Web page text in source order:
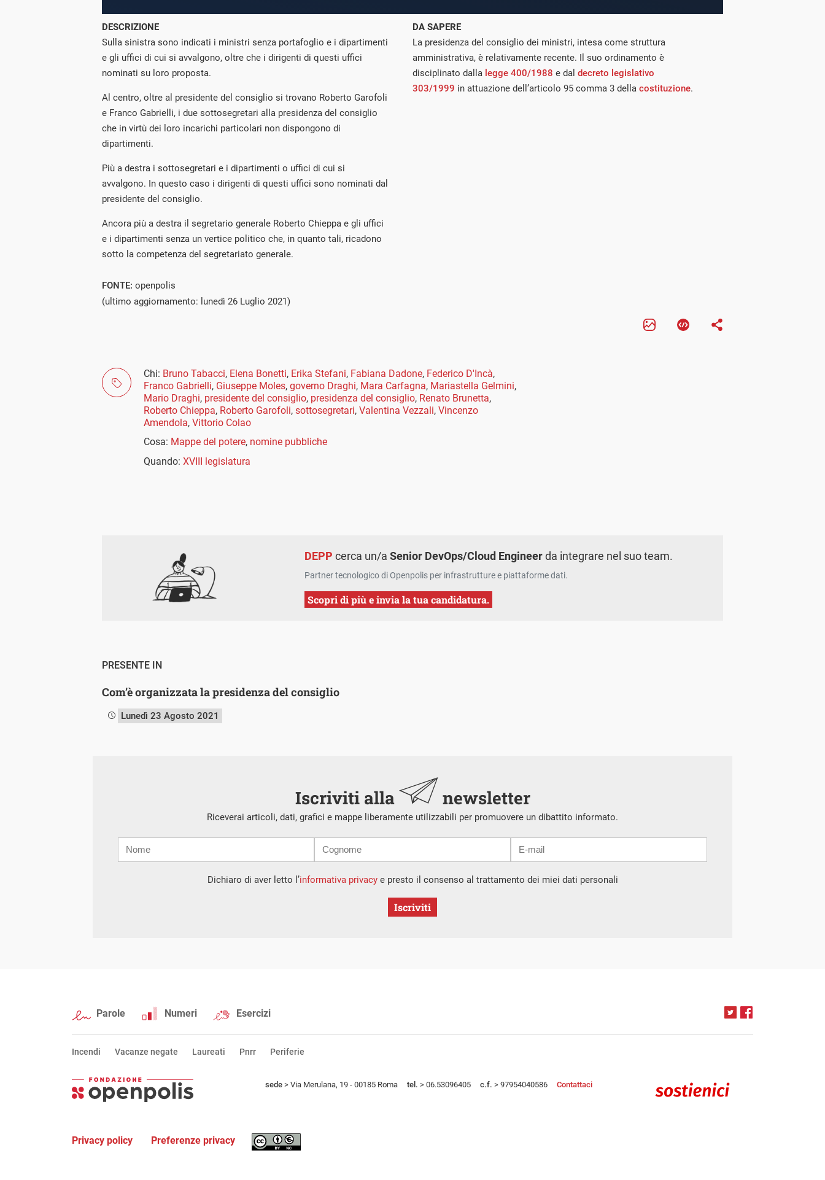
DESCRIZIONE
Sulla sinistra sono indicati i ministri senza portafoglio e i dipartimenti
e gli uffici di cui si avvalgono, oltre che i dirigenti di questi uffici
nominati su loro proposta.
Al centro, oltre al presidente del consiglio si trovano Roberto Garofoli
e Franco Gabrielli, i due sottosegretari alla presidenza del consiglio
che in virtù dei loro incarichi particolari non dispongono di
dipartimenti.
Più a destra i sottosegretari e i dipartimenti o uffici di cui si
avvalgono. In questo caso i dirigenti di questi uffici sono nominati dal
presidente del consiglio.
Ancora più a destra il segretario generale Roberto Chieppa e gli uffici
e i dipartimenti senza un vertice politico che, in quanto tali, ricadono
sotto la competenza del segretariato generale.
DA SAPERE
La presidenza del consiglio dei ministri, intesa come struttura
amministrativa, è relativamente recente. Il suo ordinamento è
disciplinato dalla legge 400/1988 e dal decreto legislativo
303/1999 in attuazione dell’articolo 95 comma 3 della costituzione.
FONTE: openpolis
(ultimo aggiornamento: lunedì 26 Luglio 2021)
Chi: Bruno Tabacci, Elena Bonetti, Erika Stefani, Fabiana Dadone, Federico D'Incà,
Franco Gabrielli, Giuseppe Moles, governo Draghi, Mara Carfagna, Mariastella Gelmini,
Mario Draghi, presidente del consiglio, presidenza del consiglio, Renato Brunetta,
Roberto Chieppa, Roberto Garofoli, sottosegretari, Valentina Vezzali, Vincenzo
Amendola, Vittorio Colao
Cosa: Mappe del potere, nomine pubbliche
Quando: XVIII legislatura
DEPP cerca un/aSenior DevOps/Cloud Engineerda integrare nel suo team.
Partner tecnologico di Openpolis per infrastrutture e piattaforme dati.
Scopri di più e invia la tua candidatura.
PRESENTE IN
Com’è organizzata la presidenza del consiglio
Lunedì 23 Agosto 2021
Iscriviti alla newsletter
Riceverai articoli, dati, grafici e mappe liberamente utilizzabili per promuovere un dibattito informato.
mail
Dichiaro di aver letto l’informativa privacye presto il consenso al trattamento dei miei dati personali
Iscriviti
Parole Numeri Esercizi
Incendi Vacanze negate Laureati Pnrr Periferie
sede > Via Merulana, 19 - 00185 Roma tel. > 06.53096405 c.f. > 97954040586 Contattaci
Privacy policy Preferenze privacy